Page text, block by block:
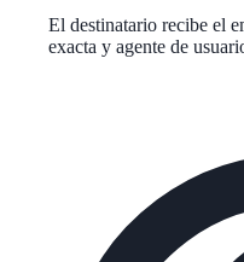
El destinatario recibe el
exacta y agente de